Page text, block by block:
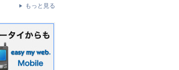
もっと見る